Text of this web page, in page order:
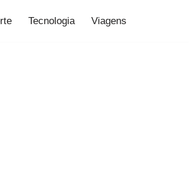
Tecnologia Viagens